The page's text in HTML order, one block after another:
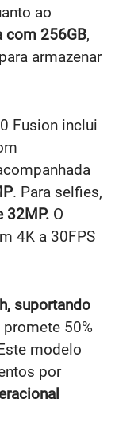
ao
com 256GB,
armazenar
Fusion inclui
. Para selfies,
32MP. O
4K a 30FPS
suportando
promete 50%
modelo
por